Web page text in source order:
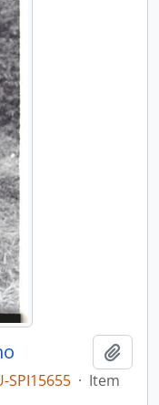
SPI15655 · Item